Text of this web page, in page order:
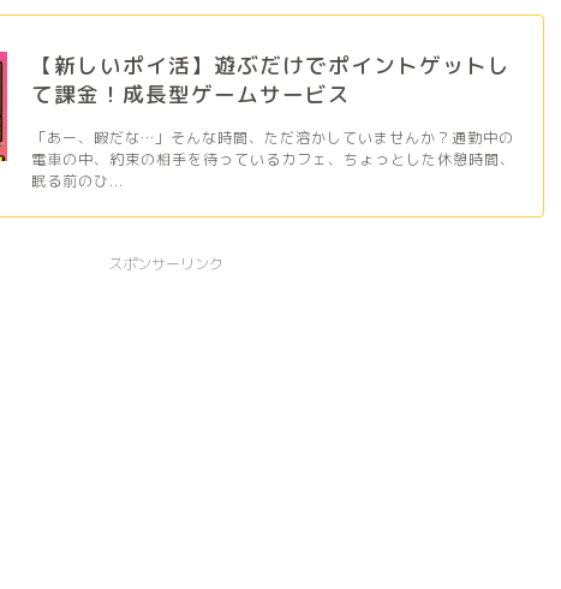
【新しいポイ活】遊ぶだけでポイントゲットし
て課金！成長型ゲームサービス
「あー、暇だな…」そんな時間、ただ溶かしていませんか？通勤中の
電車の中、約束の相手を待っているカフェ、ちょっとした休憩時間、
眠る前のひ...
スポンサーリンク